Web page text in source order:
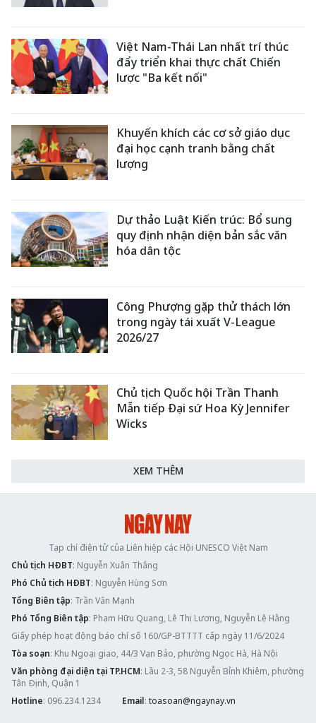
Việt Nam-Thái Lan nhất trí thúc
đẩy triển khai thực chất Chiến
lược "Ba kết nối"
Khuyến khích các cơ sở giáo dục
đại học cạnh tranh bằng chất
lượng
Dự thảo Luật Kiến trúc: Bổ sung
quy định nhận diện bản sắc văn
hóa dân tộc
Công Phượng gặp thử thách lớn
trong ngày tái xuất V-League
2026/27
Chủ tịch Quốc hội Trần Thanh
Mẫn tiếp Đại sứ Hoa Kỳ Jennifer
Wicks
XEM THÊM
Tạp chí điện tử của Liên hiệp các Hội UNESCO Việt Nam
Chủ tịch HĐBT: Nguyễn Xuân Thắng
Phó Chủ tịch HĐBT: Nguyễn Hùng Sơn
Tổng Biên tập: Trần Văn Mạnh
Phó Tổng Biên tập: Phạm Hữu Quang, Lê Thị Lương, Nguyễn Lệ Hằng
Giấy phép hoạt động báo chí số 160/GP-BTTTT cấp ngày 11/6/2024
Tòa soạn: Khu Ngoại giao, 44/3 Vạn Bảo, phường Ngọc Hà, Hà Nội
Văn phòng đại diện tại TP.HCM: Lầu 2-3, 58 Nguyễn Bỉnh Khiêm, phường
Tân Định, Quận 1
Hotline: 096.234.1234 Email: toasoan@ngaynay.vn